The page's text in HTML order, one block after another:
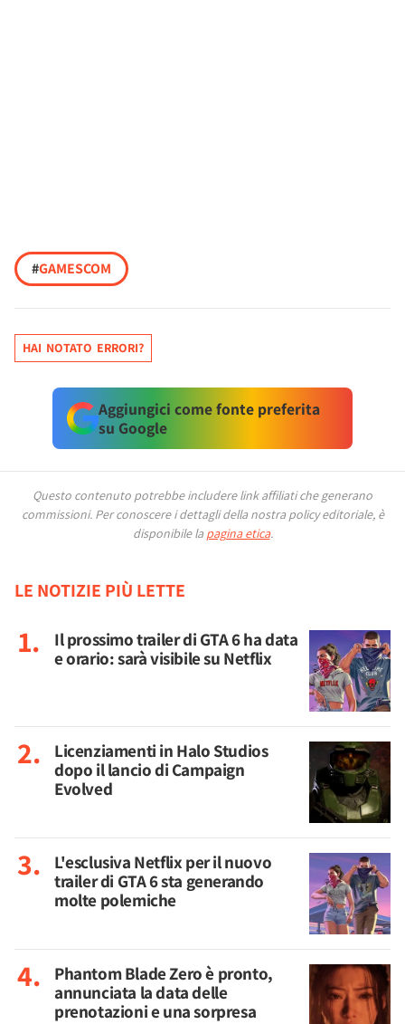
#GAMESCOM
HAI NOTATO ERRORI?
Aggiungici come fonte preferita
su Google
Questo contenuto potrebbe includere link affiliati che generano
commissioni. Per conoscere i dettagli della nostra policy editoriale, è
disponibile la pagina etica.
LE NOTIZIE PIÙ LETTE
Il prossimo trailer di GTA 6 ha data
e orario: sarà visibile su Netflix
Licenziamenti in Halo Studios
dopo il lancio di Campaign
Evolved
L'esclusiva Netflix per il nuovo
trailer di GTA 6 sta generando
molte polemiche
Phantom Blade Zero è pronto,
annunciata la data delle
prenotazioni e una sorpresa